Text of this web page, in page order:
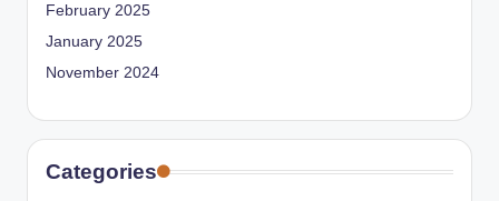
February 2025
January 2025
November 2024
Categories